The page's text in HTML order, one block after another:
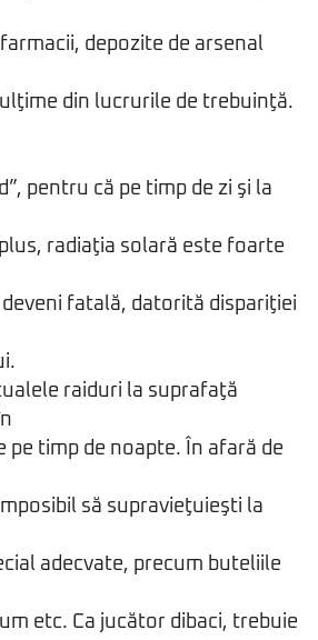
depozite de arsenal
din lucrurile de trebuinţă.
pentru că pe timp de zi şi la
radiaţia solară este foarte
fatală, datorită dispariţiei
raiduri la suprafaţă
pe timp de noapte. În afară de
să supravieţuieşti la
adecvate, precum buteliile
etc. Ca jucător dibaci, trebuie